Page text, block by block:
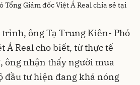
Tổng Giám đốc Việt Á Real chia sẻ tại
trình, ông Tạ Trung Kiên- Phó
Á Real cho biết, từ thực tế
ông nhận thấy người mua
đầu tư hiện đang khá nóng